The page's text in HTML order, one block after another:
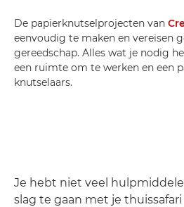
De papierknutselprojecten van
eenvoudig te maken en vereisen
gereedschap. Alles wat je nodig
een ruimte om te werken en een
knutselaars.
Je hebt niet veel
slag te gaan met je